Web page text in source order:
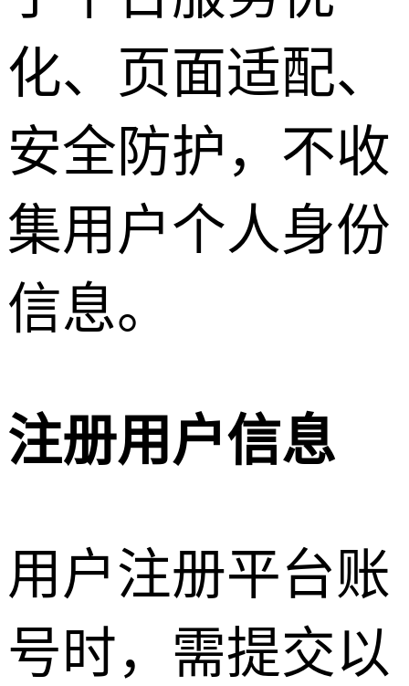
化、页面适配、
安全防护，不收
集用户个人身份
信息。
注册用户信息
用户注册平台账
号时，需提交以